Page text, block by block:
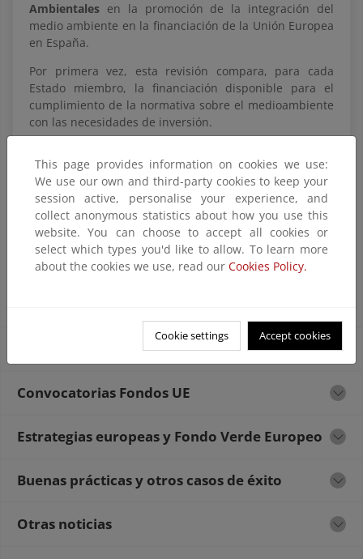
Ambientales en la promoción de la integración del
medio ambiente en la financiación de la Unión Europea
en España.
Por primera vez, esta revisión compara, para cada
Estado miembro, la financiación disponible para el
cumplimiento de la normativa sobre el medioambiente
con las necesidades de inversión.
Preguntas y respuestas
EIR - España (Informe país)
Ficha Técnica EIR - España
Acceso a la noticia
Actualidad Fondos UE
Convocatorias Fondos UE
Estrategias europeas y Fondo Verde Europeo
Buenas prácticas y otros casos de éxito
Otras noticias
This page provides information on cookies we use:
We use our own and third-party cookies to keep your
session active, personalise your experience, and
collect anonymous statistics about how you use this
website. You can choose to accept all cookies or
select which types you'd like to allow. To learn more
about the cookies we use, read our Cookies Policy.
Cookie settings Accept cookies